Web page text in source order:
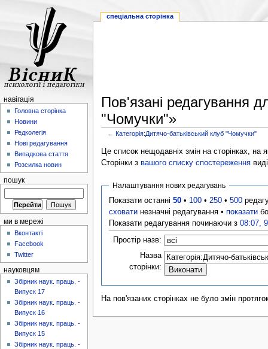
Пов'язані редагування
"Чомучки"»
←Категорія:Дитячо-батьківський клуб "Чомучки"
Це список нещодавніх змін на сторінках, на
Сторінки з вашого списку спостереження
Налаштування нових редагувань
Показати останні50 • 100 • 250 •500
сховати незначні редагування •показати
Показати редагування починаючи з08:07,
Простір назв:
Назва
сторінки:
На пов'язаних сторінках не було змін
спеціальна сторінка
навігація
Головна сторінка
Новини
Редколегія
Нові редагування
Випадкова стаття
Розсилка новин
пошук
ми в мережі
Вконтакті
Facebook
Twitter
науковцям
Збірник наук. праць. -
Випуск 17
Збірник наук. праць. -
Випуск 16
Збірник наук. праць. -
Випуск 15
Збірник наук. праць. -